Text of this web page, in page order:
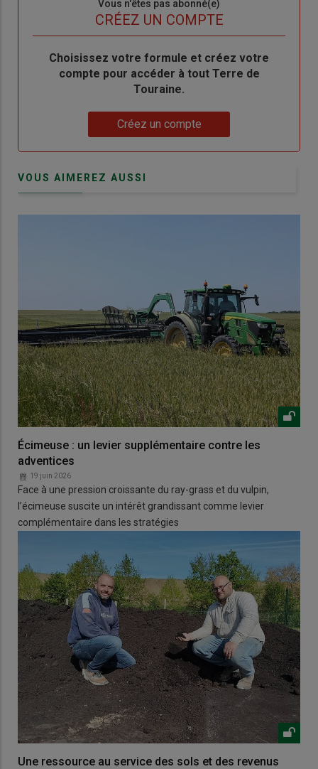
Vous n'êtes pas abonné(e)
CRÉEZ UN COMPTE
BodyChoisissez votre formule et créez votre
compte pour accéder à tout Terre de
Touraine.
Créez un compte
VOUS AIMEREZ AUSSI
Écimeuse : un levier supplémentaire contre les
adventices
19 juin 2026
Face à une pression croissante du ray-grass et du vulpin,
l’écimeuse suscite un intérêt grandissant comme levier
complémentaire dans les stratégies
Une ressource au service des sols et des revenus